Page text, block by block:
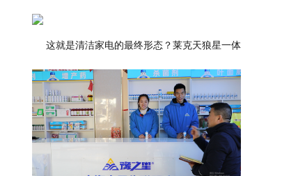
这就是清洁家电的最终形态？莱克天狼星一体